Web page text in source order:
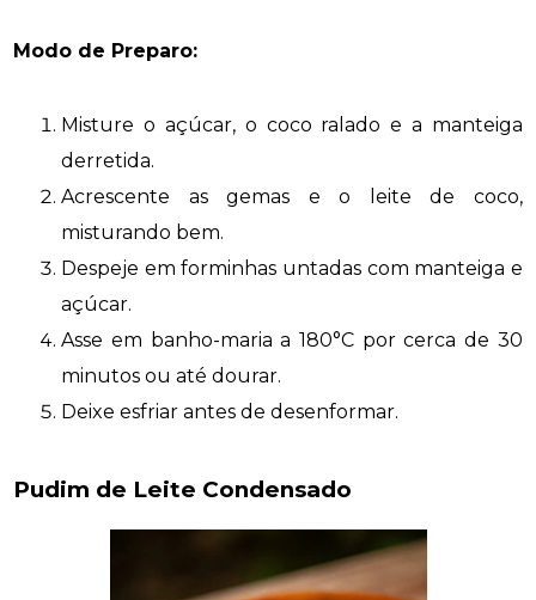
Modo de Preparo:
Misture o açúcar, o coco ralado e a manteiga
derretida.
Acrescente as gemas e o leite de coco,
misturando bem.
Despeje em forminhas untadas com manteiga e
açúcar.
Asse em banho-maria a 180°C por cerca de 30
minutos ou até dourar.
Deixe esfriar antes de desenformar.
Pudim de Leite Condensado